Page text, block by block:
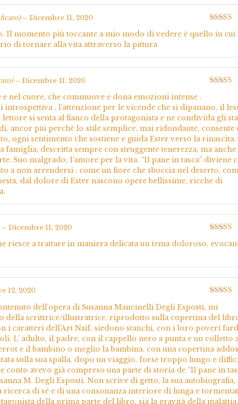
Valutato
5
– Dicembre 11, 2020
momento più toccante a mio modo di vedere è quello in cui
di tornare alla vita attraverso la pittura
– Dicembre 11, 2020
e nel cuore, che commuove e dona emozioni intense .
introspettiva , l’attenzione per le vicende che si dipanano, il
si senta al fianco della protagonista e ne condivida gli
ancor più perchè lo stile semplice, mai ridondante, consente
ogni sentimento che sostiene e guida Ester verso la rinascita.
famiglia, descritta sempre con struggente tenerezza, ma anche
Suo malgrado, l’amore per la vita. “Il pane in tasca” diviene
a non arrendersi : come un fiore che sboccia nel deserto,
dal dolore di Ester nascono opere bellissime, ricche di
5
– Dicembre 11, 2020
riesce a trattare in maniera delicata un tema doloroso,
Valutato
5
12, 2020
dell’opera di Susanna Mancinelli Degli Esposti, mi
della scrittrice/illustratrice, riprodotto sulla copertina del
i caratteri dell’Art Naif, siedono stanchi, con i loro poveri
L’ adulto, il padre, con il cappello nero a punta e un colletto
e il bambino o meglio la bambina, con una copertina
sulla sua spalla, dopo un viaggio, forse troppo lungo e
conto avevo già compreso una parte di storia de “Il pane in
M. Degli Esposti. Non scrive di getto, la sua autobiografia,
di sé e di una consonanza interiore di lunga e
della prima parte del libro, sia la gravità della malattia,